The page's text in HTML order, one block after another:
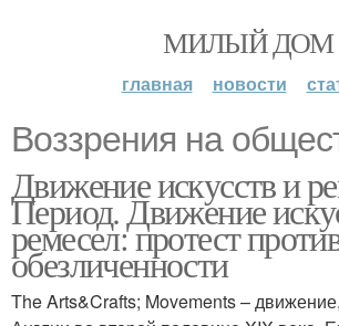
МИЛЫЙ ДОМ
главная новости
Воззрения на
Движение искусств и
Период. Движение
ремесел: протест
обезличенности
The Arts&Crafts; Movements –